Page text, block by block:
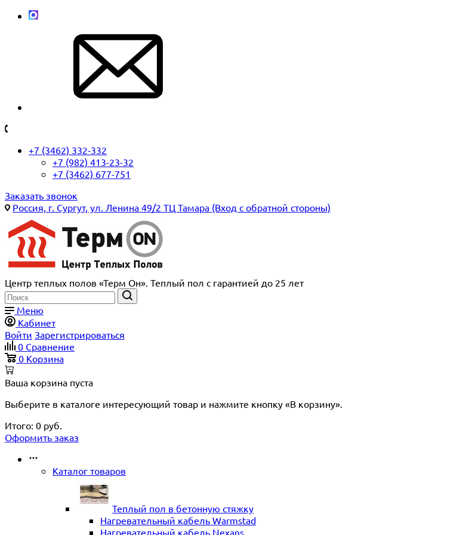
+7 (3462) 332-332
+7 (982) 413-23-32
+7 (3462) 677-751
Заказать звонок
Россия, г. Сургут, ул. Ленина 49/2 ТЦ Тамара (Вход с обратной стороны)
Центр теплых полов «Терм Он». Теплый пол с гарантией до 25 лет
Меню
Кабинет
Войти Зарегистрироваться
0 Сравнение
0 Корзина
Ваша корзина пуста
Выберите в каталоге интересующий товар и нажмите кнопку «В корзину».
Итого: 0 руб.
Оформить заказ
Каталог товаров
Теплый пол в бетонную стяжку
Нагревательный кабель Warmstad
Нагревательный кабель Nexans